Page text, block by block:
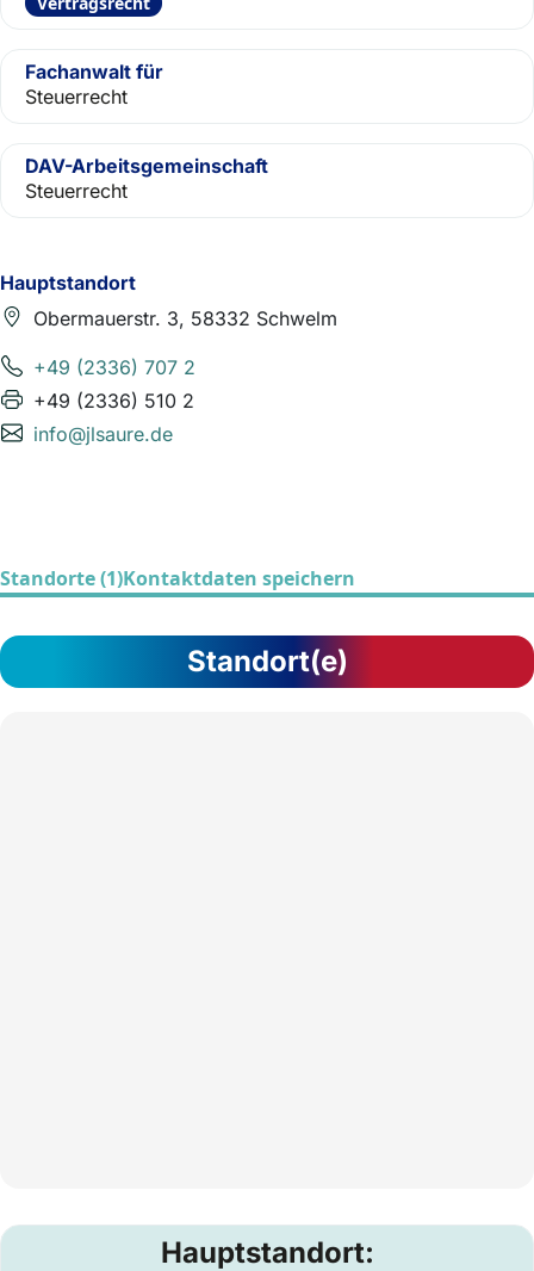
Hauptstandort
Obermauerstr. 3, 58332 Schwelm
+49 (2336) 707 2
+49 (2336) 510 2
info@jlsaure.de
Fachanwalt für
Steuerrecht
DAV-Arbeitsgemeinschaft
Steuerrecht
Standorte (1)Kontaktdaten speichern
Standort(e)
Hauptstandort: